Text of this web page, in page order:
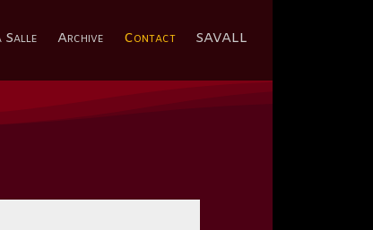
Salle Archive Contact SAVALL